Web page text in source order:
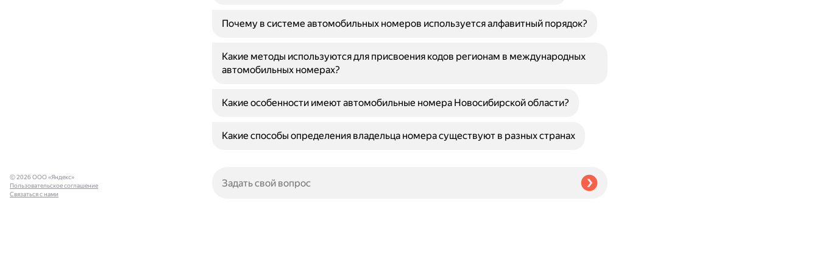
Почему в системе автомобильных номеров используется алфавитный порядок?
Какие методы используются для присвоения кодов регионам в международных
автомобильных номерах?
Какие особенности имеют автомобильные номера Новосибирской области?
Какие способы определения владельца номера существуют в разных странах
© 2026 ООО «Яндекс»
Пользовательское соглашение
Связаться с нами